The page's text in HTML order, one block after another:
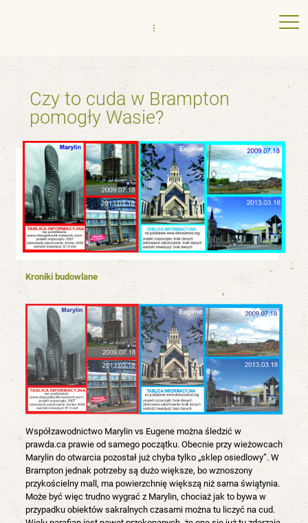
Czy to cuda w Brampton
pomogły Wasie?
Kroniki budowlane
Współzawodnictwo Marylin vs Eugene można śledzić w
prawda.ca prawie od samego początku. Obecnie przy wieżowcach
Marylin do otwarcia pozostał już chyba tylko „sklep osiedlowy”. W
Brampton jednak potrzeby są dużo większe, bo wznoszony
przykościelny mall, ma powierzchnię większą niż sama świątynia.
Może być więc trudno wygrać z Marylin, chociaż jak to bywa w
przypadku obiektów sakralnych czasami można tu liczyć na cud.